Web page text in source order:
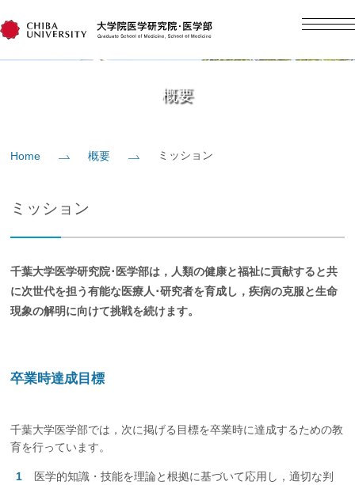
日本語
研究
入学案内
お問い合わせ交通アクセス
概要
Home 概要 ミッション
ミッション
千葉大学医学研究院･医学部は，人類の健康と福祉に貢献すると共
に次世代を担う有能な医療人･研究者を育成し，疾病の克服と生命
現象の解明に向けて挑戦を続けます。
卒業時達成目標
千葉大学医学部では，次に掲げる目標を卒業時に達成するための教
育を行っています。
医学的知識・技能を理論と根拠に基づいて応用し，適切な判